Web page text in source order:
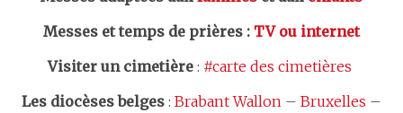
Messes et temps de prières: TV ou internet
Visiter un cimetière: #carte des cimetières
Les diocèses belges: Brabant Wallon– Bruxelles –